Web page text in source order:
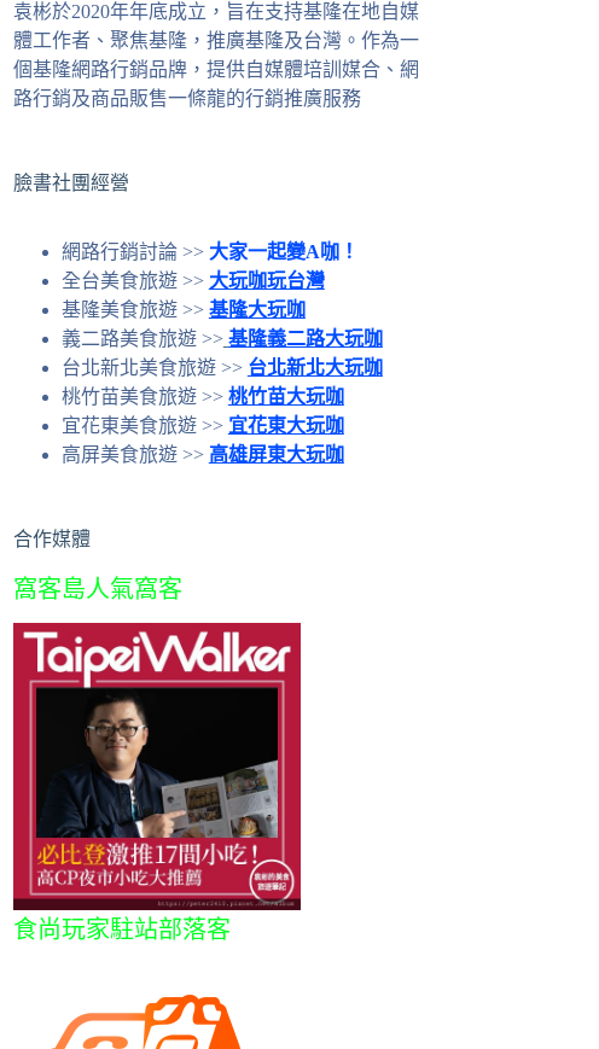
合
條
件
的
果
袁彬於2020年年底成立，旨在支持基隆在地自媒
體工作者、聚焦基隆，推廣基隆及台灣。作為一
個基隆網路行銷品牌，提供自媒體培訓媒合、網
路行銷及商品販售一條龍的行銷推廣服務
臉書社團經營
網路行銷討論 >> 大家一起變A咖！
全台美食旅遊 >> 大玩咖玩台灣
基隆美食旅遊 >> 基隆大玩咖
義二路美食旅遊 >> 基隆義二路大玩咖
台北新北美食旅遊 >> 台北新北大玩咖
桃竹苗美食旅遊 >> 桃竹苗大玩咖
宜花東美食旅遊 >> 宜花東大玩咖
高屏美食旅遊 >> 高雄屏東大玩咖
合作媒體
窩客島人氣窩客
食尚玩家駐站部落客